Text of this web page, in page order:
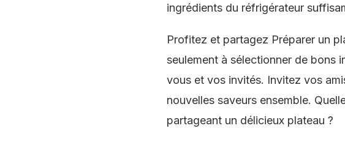
ingrédients du réfrigérateur
Profitez et partagez Préparer un
seulement à sélectionner de bons
vous et vos invités. Invitez vos
nouvelles saveurs ensemble.
partageant un délicieux plateau ?